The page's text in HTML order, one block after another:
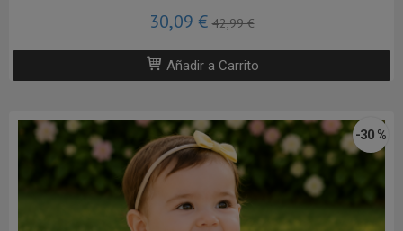
30,09 €42,99 €
Añadir a Carrito
-30 %